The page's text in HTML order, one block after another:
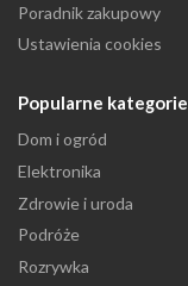
Poradnik zakupowy
Ustawienia cookies
Popularne kategorie
Dom i ogród
Elektronika
Zdrowie i uroda
Podróże
Rozrywka